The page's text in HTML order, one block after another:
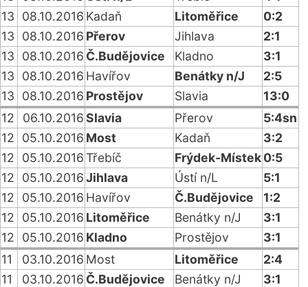
13
08.10.2016 Kadaň Litoměřice
0:2
13
08.10.2016 Přerov Jihlava
2:1
13
08.10.2016 Č.Budějovice Kladno
3:1
13
08.10.2016 Havířov Benátky n/J
2:5
13
08.10.2016 Prostějov Slavia
13:0
12
06.10.2016Slavia Přerov
5:4sn
12
05.10.2016 Most Kadaň
3:2
12
05.10.2016Třebíč Frýdek-Místek0:5
12
05.10.2016Jihlava Ústí n/L
5:1
12
05.10.2016 Havířov Č.Budějovice
1:2
12
05.10.2016 Litoměřice Benátky n/J
3:1
12
05.10.2016 Kladno Prostějov
3:1
11
03.10.2016 Most Litoměřice
2:4
11
03.10.2016 Č.Budějovice Benátky n/J
3:1